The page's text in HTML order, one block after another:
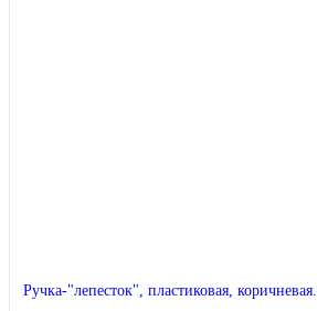
Ручка-"лепесток", пластиковая, коричневая.